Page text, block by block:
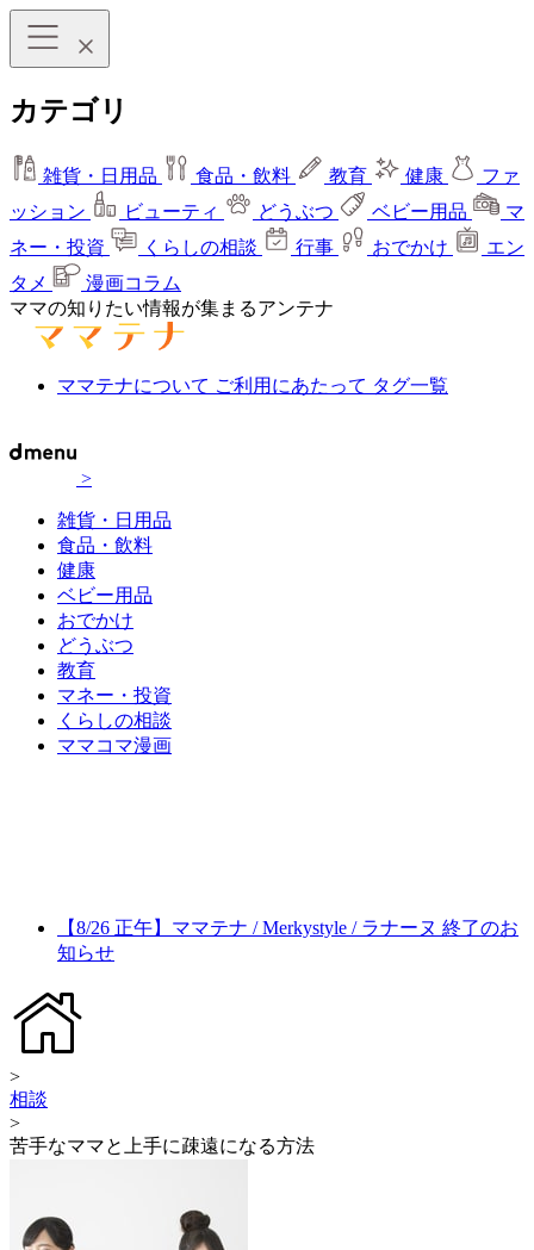
カテゴリ
雑貨・日用品 食品・飲料 教育 健康
ファ
ッション
ビューティ どうぶつ ベビー用品
マ
ネー・投資
くらしの相談 行事 おでかけ
エン
タメ
漫画コラム
ママの知りたい情報が集まるアンテナ
ママテナについて ご利用にあたって タグ一覧
>
雑貨・日用品
食品・飲料
健康
ベビー用品
おでかけ
どうぶつ
教育
マネー・投資
くらしの相談
ママコマ漫画
【8/26 正午】ママテナ / Merkystyle / ラナーヌ 終了のお
知らせ
>
相談
>
苦手なママと上手に疎遠になる方法